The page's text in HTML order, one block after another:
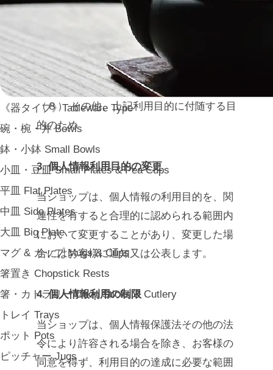
《器タイプ》Tableware Type
碗・椀・丼 Bowls
鉢・小鉢 Small Bowls
小皿・豆皿 Small Plates & Pea Cups
平皿 Flat Plates
中皿 Side Plates
大皿 Big Plate
マグ & カップ Mugs & Cups
箸置き Chopstick Rests
箸・カトラリー Chop Sticks & Cutlery
トレイ Trays
ポット Pots
ピッチャー Jugs
（６） 当ショップサービスの改善、新サー
ビスの開発等に役立てるため
（７） 当ショップサービスに関連して、個
別を識別できない形式に加工した統計デー
タを作成するため
（８） その他、上記利用目的に付随する目
的のため
3. 個人情報利用目的の変更
当ショップは、個人情報の利用目的を、関
連性を有すると合理的に認められる範囲内
において変更することがあり、変更した場
合にはお客様に通知又は公表します。
4. 個人情報利用の制限
当ショップは、個人情報保護法その他の法
令により許容される場合を除き、お客様の
同意を得ず、利用目的の達成に必要な範囲